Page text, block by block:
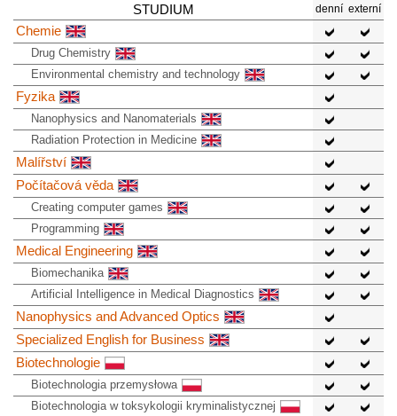
STUDIUM denní externí
Chemie
Drug Chemistry
Environmental chemistry and technology
Fyzika
Nanophysics and Nanomaterials
Radiation Protection in Medicine
Malířství
Počítačová věda
Creating computer games
Programming
Medical Engineering
Biomechanika
Artificial Intelligence in Medical Diagnostics
Nanophysics and Advanced Optics
Specialized English for Business
Biotechnologie
Biotechnologia przemysłowa
Biotechnologia w toksykologii kryminalistycznej